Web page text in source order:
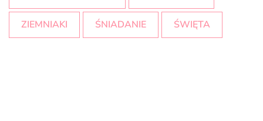
ZIEMNIAKI ŚNIADANIE ŚWIĘTA